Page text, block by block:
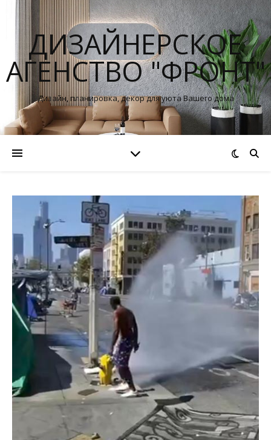
ДИЗАЙНЕРСКОЕ
АГЕНСТВО "ФРОНТ"
Дизайн, планировка, декор для уюта Вашего дома